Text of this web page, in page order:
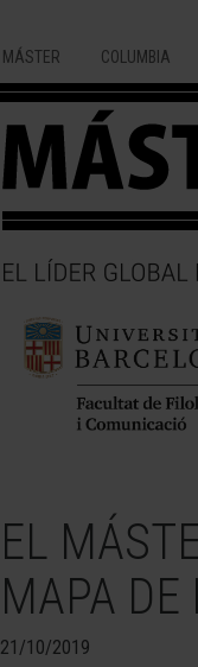
MÁSTER COLUMBIA
EL
MAPA
21/10/2019